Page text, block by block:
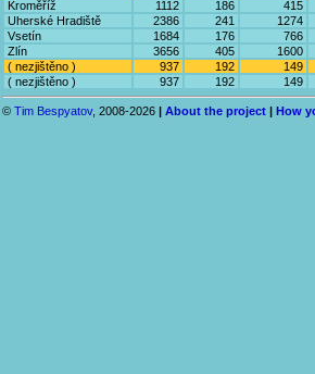
Kroměříž
1112 186 415
Uherské Hradiště
2386 241 1274
Vsetín
1684 176 766
Zlín
3656 405 1600
( nezjištěno )
937 192 149
( nezjištěno )
937 192 149
© Tim Bespyatov, 2008-2026 | About the project | How